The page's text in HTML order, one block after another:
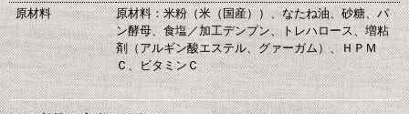
原材料
原材料：米粉（米（国産））、なたね油、砂糖、パ
ン酵母、食塩／加工デンプン、トレハロース、増粘
剤（アルギン酸エステル、グァーガム）、ＨＰＭ
Ｃ、ビタミンＣ